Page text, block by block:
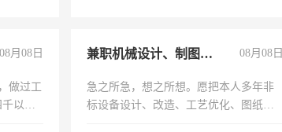
08月08日
做过工
以
兼职机械设计、制图、设备改造 08月08日
急之所急，想之所想。愿把本人多年非
标设备设计、改造、工艺优化、图纸制